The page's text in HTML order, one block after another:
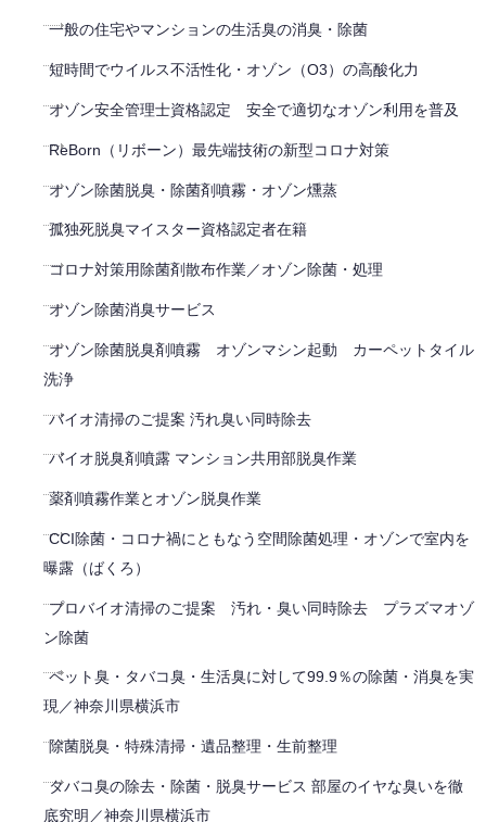
一般の住宅やマンションの生活臭の消臭・除菌
短時間でウイルス不活性化・オゾン（O3）の高酸化力
オゾン安全管理士資格認定 安全で適切なオゾン利用を普及
ReBorn（リボーン）最先端技術の新型コロナ対策
オゾン除菌脱臭・除菌剤噴霧・オゾン燻蒸
孤独死脱臭マイスター資格認定者在籍
コロナ対策用除菌剤散布作業／オゾン除菌・処理
オゾン除菌消臭サービス
オゾン除菌脱臭剤噴霧 オゾンマシン起動 カーペットタイル
洗浄
バイオ清掃のご提案 汚れ臭い同時除去
バイオ脱臭剤噴露 マンション共用部脱臭作業
薬剤噴霧作業とオゾン脱臭作業
CCI除菌・コロナ禍にともなう空間除菌処理・オゾンで室内を
曝露（ばくろ）
プロバイオ清掃のご提案 汚れ・臭い同時除去 プラズマオゾ
ン除菌
ペット臭・タバコ臭・生活臭に対して99.9％の除菌・消臭を実
現／神奈川県横浜市
除菌脱臭・特殊清掃・遺品整理・生前整理
タバコ臭の除去・除菌・脱臭サービス 部屋のイヤな臭いを徹
底究明／神奈川県横浜市